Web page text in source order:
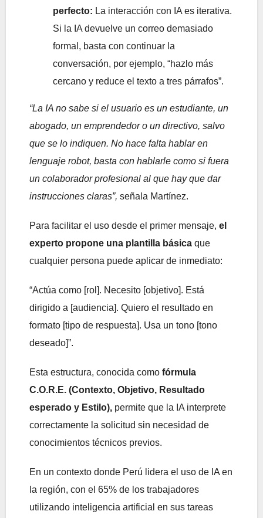
perfecto: La interacción con IA es iterativa.
Si la IA devuelve un correo demasiado
formal, basta con continuar la
conversación, por ejemplo, “hazlo más
cercano y reduce el texto a tres párrafos”.
“La IA no sabe si el usuario es un estudiante, un
abogado, un emprendedor o un directivo, salvo
que se lo indiquen. No hace falta hablar en
lenguaje robot, basta con hablarle como si fuera
un colaborador profesional al que hay que dar
instrucciones claras”, señala Martínez.
Para facilitar el uso desde el primer mensaje, el
experto propone una plantilla básica que
cualquier persona puede aplicar de inmediato:
“Actúa como [rol]. Necesito [objetivo]. Está
dirigido a [audiencia]. Quiero el resultado en
formato [tipo de respuesta]. Usa un tono [tono
deseado]”.
Esta estructura, conocida como fórmula
C.O.R.E. (Contexto, Objetivo, Resultado
esperado y Estilo), permite que la IA interprete
correctamente la solicitud sin necesidad de
conocimientos técnicos previos.
En un contexto donde Perú lidera el uso de IA en
la región, con el 65% de los trabajadores
utilizando inteligencia artificial en sus tareas